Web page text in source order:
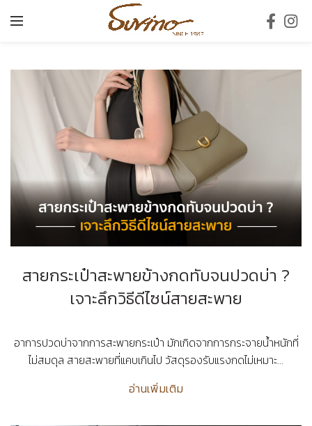
สายกระเป๋าสะพายข้างกดทับจนปวดบ่า ?
เจาะลึกวิธีดีไซน์สายสะพาย
อาการปวดบ่าจากการสะพายกระเป๋า มักเกิดจากการกระจายน้ำหนักที่
ไม่สมดุล สายสะพายที่แคบเกินไป วัสดุรองรับแรงกดไม่เหมาะ...
อ่านเพิ่มเติม